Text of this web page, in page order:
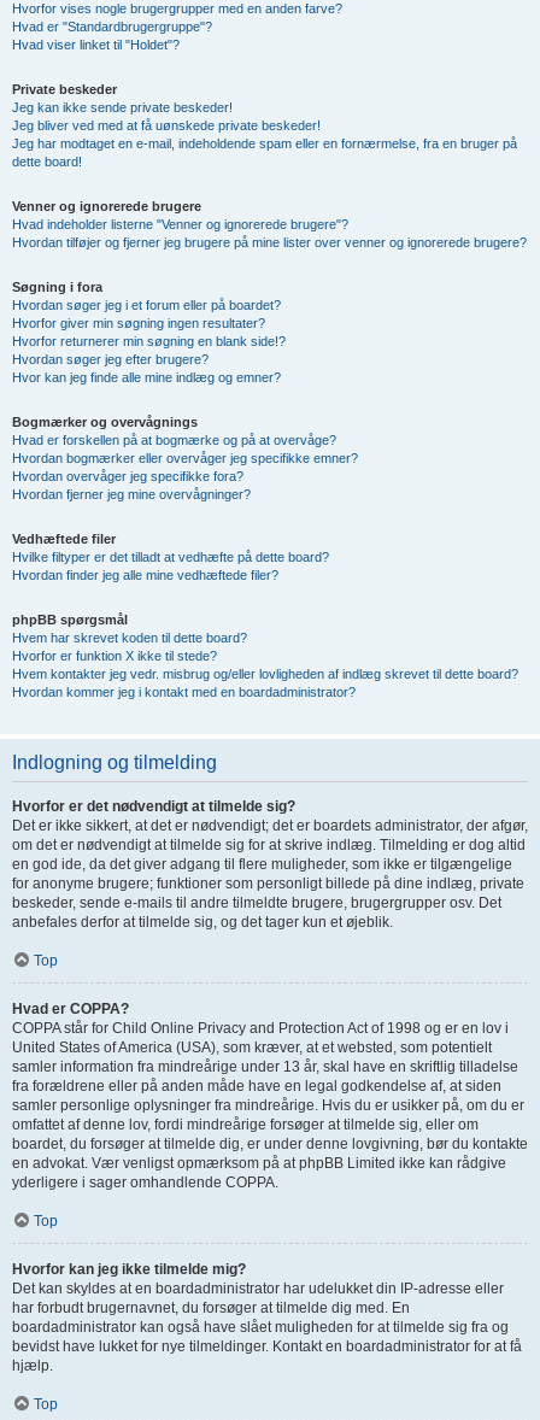
Hvorfor vises nogle brugergrupper med en anden farve?
Hvad er "Standardbrugergruppe"?
Hvad viser linket til "Holdet"?
Private beskeder
Jeg kan ikke sende private beskeder!
Jeg bliver ved med at få uønskede private beskeder!
Jeg har modtaget en e-mail, indeholdende spam eller en fornærmelse, fra en bruger på
dette board!
Venner og ignorerede brugere
Hvad indeholder listerne "Venner og ignorerede brugere"?
Hvordan tilføjer og fjerner jeg brugere på mine lister over venner og ignorerede brugere?
Søgning i fora
Hvordan søger jeg i et forum eller på boardet?
Hvorfor giver min søgning ingen resultater?
Hvorfor returnerer min søgning en blank side!?
Hvordan søger jeg efter brugere?
Hvor kan jeg finde alle mine indlæg og emner?
Bogmærker og overvågnings
Hvad er forskellen på at bogmærke og på at overvåge?
Hvordan bogmærker eller overvåger jeg specifikke emner?
Hvordan overvåger jeg specifikke fora?
Hvordan fjerner jeg mine overvågninger?
Vedhæftede filer
Hvilke filtyper er det tilladt at vedhæfte på dette board?
Hvordan finder jeg alle mine vedhæftede filer?
phpBB spørgsmål
Hvem har skrevet koden til dette board?
Hvorfor er funktion X ikke til stede?
Hvem kontakter jeg vedr. misbrug og/eller lovligheden af indlæg skrevet til dette board?
Hvordan kommer jeg i kontakt med en boardadministrator?
Indlogning og tilmelding
Hvorfor er det nødvendigt at tilmelde sig?
Det er ikke sikkert, at det er nødvendigt; det er boardets administrator, der afgør,
om det er nødvendigt at tilmelde sig for at skrive indlæg. Tilmelding er dog altid
en god ide, da det giver adgang til flere muligheder, som ikke er tilgængelige
for anonyme brugere; funktioner som personligt billede på dine indlæg, private
beskeder, sende e-mails til andre tilmeldte brugere, brugergrupper osv. Det
anbefales derfor at tilmelde sig, og det tager kun et øjeblik.
Top
Hvad er COPPA?
COPPA står for Child Online Privacy and Protection Act of 1998 og er en lov i
United States of America (USA), som kræver, at et websted, som potentielt
samler information fra mindreårige under 13 år, skal have en skriftlig tilladelse
fra forældrene eller på anden måde have en legal godkendelse af, at siden
samler personlige oplysninger fra mindreårige. Hvis du er usikker på, om du er
omfattet af denne lov, fordi mindreårige forsøger at tilmelde sig, eller om
boardet, du forsøger at tilmelde dig, er under denne lovgivning, bør du kontakte
en advokat. Vær venligst opmærksom på at phpBB Limited ikke kan rådgive
yderligere i sager omhandlende COPPA.
Top
Hvorfor kan jeg ikke tilmelde mig?
Det kan skyldes at en boardadministrator har udelukket din IP-adresse eller
har forbudt brugernavnet, du forsøger at tilmelde dig med. En
boardadministrator kan også have slået muligheden for at tilmelde sig fra og
bevidst have lukket for nye tilmeldinger. Kontakt en boardadministrator for at få
hjælp.
Top